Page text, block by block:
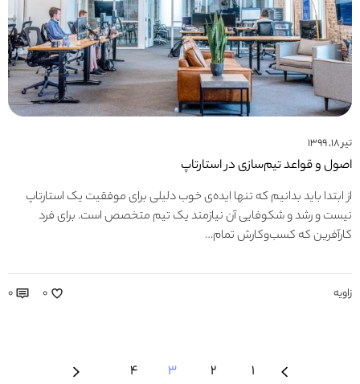
تیر ۱۸, ۱۳۹۹
اصول و قواعد تیم‎‌‎سازی در استارتاپ
از ابتدا باید بدانیم که تنها ایده‌ی خوب دلیلی برای موفقیت یک استارتاپ
نیست و رشد و شکوفایی آن نیازمند یک تیم متخصص است. برای فرد
کارآفرین که کسب‌وکارش تمام…
زاویه ۰ ۰
۱ ۲ ۳ ۴